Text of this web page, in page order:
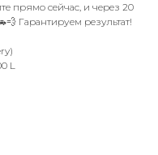
прямо сейчас, и через 20
Гарантируем результат!
L